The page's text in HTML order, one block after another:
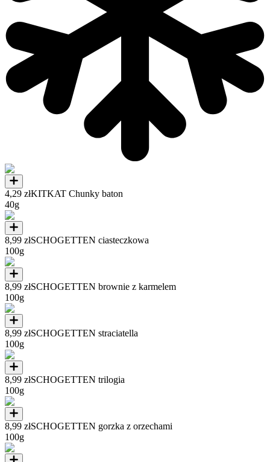
4,29 złKITKAT Chunky baton
40g
8,99 złSCHOGETTEN ciasteczkowa
100g
8,99 złSCHOGETTEN brownie z karmelem
100g
8,99 złSCHOGETTEN straciatella
100g
8,99 złSCHOGETTEN trilogia
100g
8,99 złSCHOGETTEN gorzka z orzechami
100g